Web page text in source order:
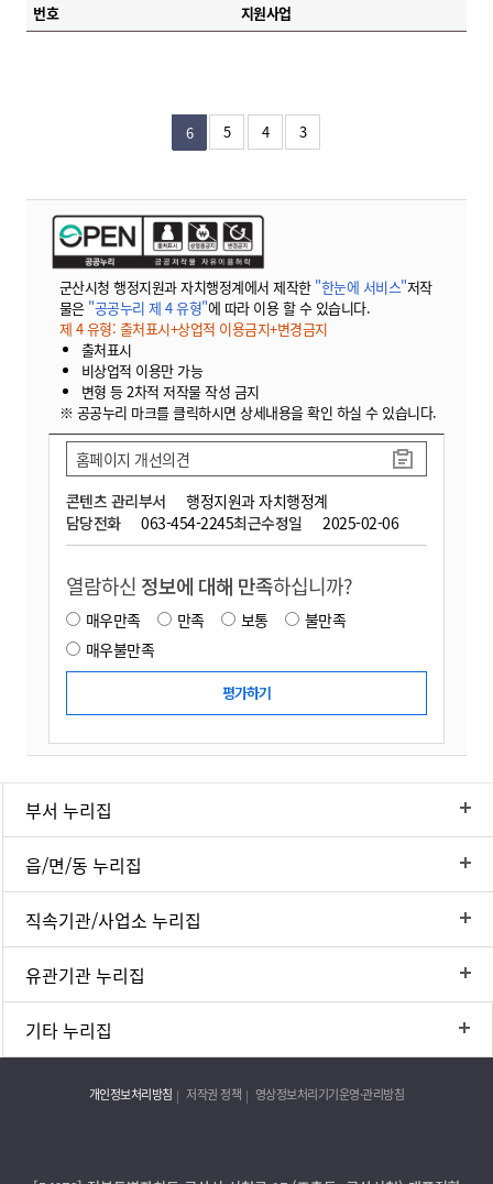
번호 지원사업
6 5 4 3
군산시청 행정지원과 자치행정계에서 제작한 "한눈에 서비스"저작
물은 "공공누리 제 4 유형"에 따라 이용 할 수 있습니다.
제 4 유형: 출처표시+상업적 이용금지+변경금지
출처표시
비상업적 이용만 가능
변형 등 2차적 저작물 작성 금지
※ 공공누리 마크를 클릭하시면 상세내용을 확인 하실 수 있습니다.
콘텐츠 관리부서
행정지원과 자치행정계
담당전화
063-454-2245최근수정일 2025-02-06
홈페이지 개선의견
열람하신 정보에 대해 만족하십니까?
매우만족 만족 보통
불만족
매우불만족
부서 누리집
읍/면/동 누리집
직속기관/사업소 누리집
유관기관 누리집
기타 누리집
개인정보처리방침 저작권 정책 영상정보처리기기운영·관리방침